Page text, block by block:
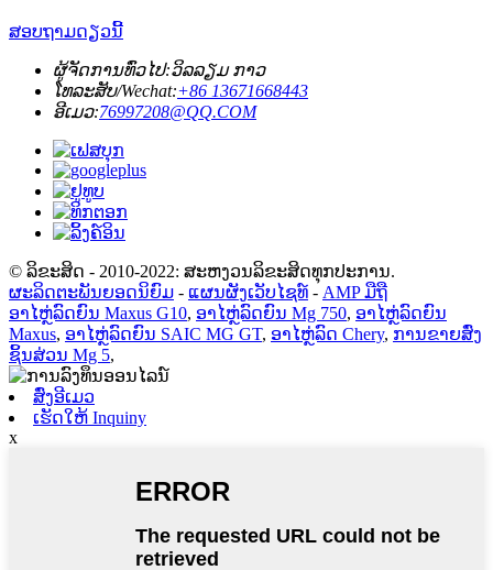
ສອບຖາມດຽວນີ້
ຜູ້ຈັດການທົ່ວໄປ:ວິລລຽມ ກາວ
ໂທລະສັບ/Wechat:+86 13671668443
ອີເມວ:76997208@QQ.COM
© ລິຂະສິດ - 2010-2022: ສະຫງວນລິຂະສິດທຸກປະການ.
ຜະລິດຕະພັນຍອດນິຍົມ - ແຜນຜັງເວັບໄຊທ໌ - AMP ມືຖື
ອາໄຫຼ່ລົດຍົນ Maxus G10, ອາໄຫຼ່ລົດຍົນ Mg 750, ອາໄຫຼ່ລົດຍົນ
Maxus, ອາໄຫຼ່ລົດຍົນ SAIC MG GT, ອາໄຫຼ່ລົດ Chery, ການຂາຍສົ່ງ
ຊິ້ນສ່ວນ Mg 5,
ສົ່ງອີເມວ
ເຮັດໃຫ້ Inquiny
x